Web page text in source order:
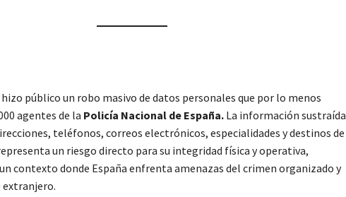
hizo público un robo masivo de datos personales que por lo menos
agentes de la Policía Nacional de España.La información sustraída
teléfonos, correos electrónicos, especialidades y destinos de
un riesgo directo para su integridad física y operativa,
contexto donde España enfrenta amenazas del crimen organizado y
extranjero.